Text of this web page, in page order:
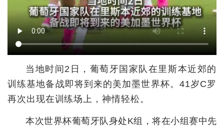
汽车
房产
消费
创意
文化
当地时间2日，葡萄牙国家队在里斯本近郊的
训练基地备战即将到来的美加墨世界杯。41岁C罗
再次出现在训练场上，神情轻松。
本次世界杯葡萄牙队身处K组，将在小组赛中先